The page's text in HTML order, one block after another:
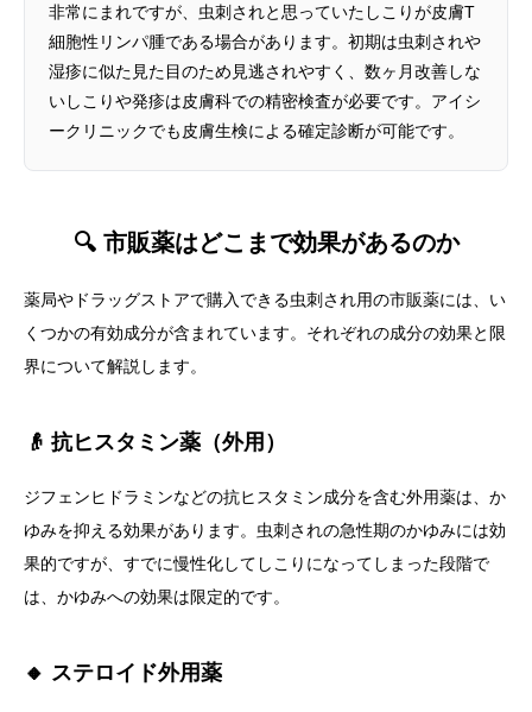
非常にまれですが、虫刺されと思っていたしこりが皮膚T
細胞性リンパ腫である場合があります。初期は虫刺されや
湿疹に似た見た目のため見逃されやすく、数ヶ月改善しな
いしこりや発疹は皮膚科での精密検査が必要です。アイシ
ークリニックでも皮膚生検による確定診断が可能です。
🔍 市販薬はどこまで効果があるのか
薬局やドラッグストアで購入できる虫刺され用の市販薬には、い
くつかの有効成分が含まれています。それぞれの成分の効果と限
界について解説します。
👴 抗ヒスタミン薬（外用）
ジフェンヒドラミンなどの抗ヒスタミン成分を含む外用薬は、か
ゆみを抑える効果があります。虫刺されの急性期のかゆみには効
果的ですが、すでに慢性化してしこりになってしまった段階で
は、かゆみへの効果は限定的です。
🔸 ステロイド外用薬